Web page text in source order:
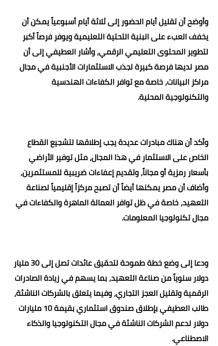
وأوضح أن تقليل أيام الحضور إلى ثلاثة أيام أسبوعياً يمكن أن
يخفف العبء على البنية التحتية التعليمية ويوفر فرصاً أكبر
لتطوير المحتوى التعليمي الرقمي، وأشار العطيفي إلى أن
مصر لديها فرصة كبيرة لجذب الاستثمارات الأجنبية في مجال
مراكز البيانات، خاصة مع توافر الكفاءات الهندسية
والتكنولوجية المحلية.
وأكد أن هناك مبادرات عديدة يجب إطلاقها لتشجيع القطاع
الخاص على الاستثمار في هذا المجال، مثل توفير الأراضي
بأسعار رمزية أو مجاناً، وتقديم إعفاءات ضريبية للمستثمرين،
وأضاف أن مصر يمكنها أيضاً أن تصبح مركزاً إقليمياً لصناعة
التعهيد، خاصة في ظل توافر العمالة الماهرة والكفاءات في
مجال تكنولوجيا المعلومات.
ودعا إلى وضع خطة طموحة لتحقيق عائدات تصل إلى 30 مليار
دولار سنوياً من صناعة التعهيد، بما يسهم في زيادة الصادرات
الرقمية وتقليل العجز التجاري، وفيما يتعلق بالشركات الناشئة،
طالب العطيفي بإطلاق صندوق استثماري بقيمة 10 مليارات
دولار لدعم الشركات الناشئة في مجال التكنولوجيا والذكاء
الاصطناعي.